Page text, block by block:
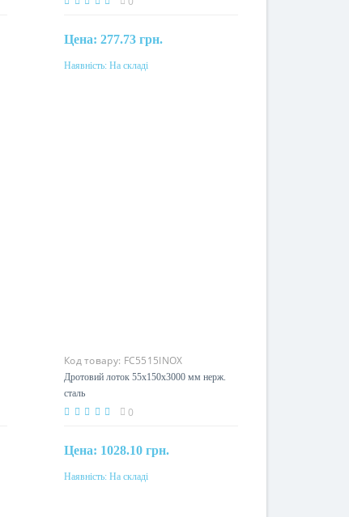
Цена: 277.73 грн.
Купити
Наявність: На складі
Код товару: FC5515INOX
Дротовий лоток 55х150х3000 мм нерж.
сталь
0
Цена: 1028.10 грн.
Купити
Наявність: На складі